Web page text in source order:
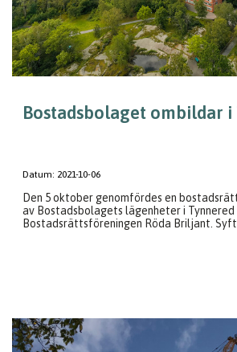
Bostadsbolaget ombildar i
Datum: 2021-10-06
Den 5 oktober genomfördes en
av Bostadsbolagets lägenheter i
Bostadsrättsföreningen Röda Briljant.